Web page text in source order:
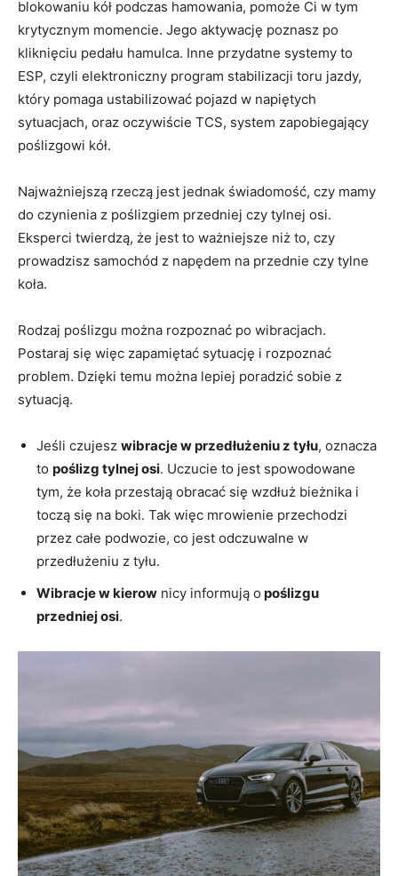
blokowaniu kół podczas hamowania, pomoże Ci w tym
krytycznym momencie. Jego aktywację poznasz po
kliknięciu pedału hamulca. Inne przydatne systemy to
ESP, czyli elektroniczny program stabilizacji toru jazdy,
który pomaga ustabilizować pojazd w napiętych
sytuacjach, oraz oczywiście TCS, system zapobiegający
poślizgowi kół.
Najważniejszą rzeczą jest jednak świadomość, czy mamy
do czynienia z poślizgiem przedniej czy tylnej osi.
Eksperci twierdzą, że jest to ważniejsze niż to, czy
prowadzisz samochód z napędem na przednie czy tylne
koła.
Rodzaj poślizgu można rozpoznać po wibracjach.
Postaraj się więc zapamiętać sytuację i rozpoznać
problem. Dzięki temu można lepiej poradzić sobie z
sytuacją.
Jeśli czujesz wibracje w przedłużeniu z tyłu, oznacza
to poślizg tylnej osi. Uczucie to jest spowodowane
tym, że koła przestają obracać się wzdłuż bieżnika i
toczą się na boki. Tak więc mrowienie przechodzi
przez całe podwozie, co jest odczuwalne w
przedłużeniu z tyłu.
Wibracje w kierow nicy informują o poślizgu
przedniej osi.